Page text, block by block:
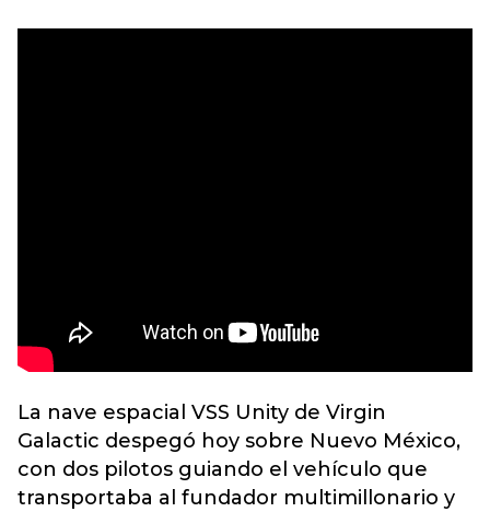
La nave espacial VSS Unity de Virgin
Galactic despegó hoy sobre Nuevo México,
con dos pilotos guiando el vehículo que
transportaba al fundador multimillonario y